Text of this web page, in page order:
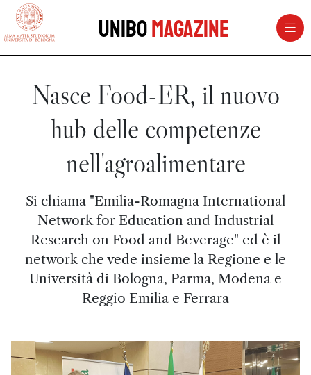
vai al contenuto della pagina
UniboMagazine
Nasce Food-ER, il nuovo
hub delle competenze
nell'agroalimentare
Si chiama "Emilia-Romagna International
Network for Education and Industrial
Research on Food and Beverage" ed è il
network che vede insieme la Regione e le
Università di Bologna, Parma, Modena e
Reggio Emilia e Ferrara